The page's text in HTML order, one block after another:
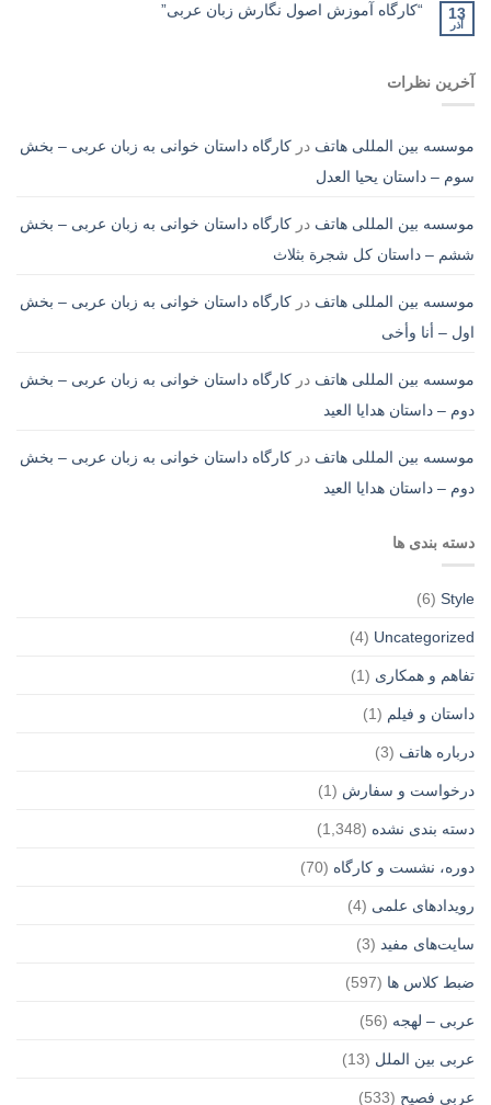
13
آذر
“کارگاه آموزش اصول نگارش زبان عربی”
آخرین نظرات
موسسه بین المللی هاتف در کارگاه داستان خوانی به زبان عربی – بخش
سوم – داستان یحیا العدل
موسسه بین المللی هاتف در کارگاه داستان خوانی به زبان عربی – بخش
ششم – داستان کل شجرة بثلاث
موسسه بین المللی هاتف در کارگاه داستان خوانی به زبان عربی – بخش
اول – أنا وأخی
موسسه بین المللی هاتف در کارگاه داستان خوانی به زبان عربی – بخش
دوم – داستان هدایا العید
موسسه بین المللی هاتف در کارگاه داستان خوانی به زبان عربی – بخش
دوم – داستان هدایا العید
دسته بندی ها
Style
(6)
Uncategorized
(4)
تفاهم و همکاری (1)
داستان و فیلم (1)
درباره هاتف (3)
درخواست و سفارش (1)
دسته بندی نشده (1,348)
دوره، نشست و کارگاه (70)
رویدادهای علمی (4)
سایت‌های مفید (3)
ضبط کلاس ها (597)
عربی – لهجه (56)
عربی بین الملل (13)
عربی فصیح (533)